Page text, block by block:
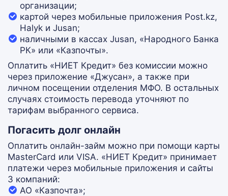
организации;
картой через мобильные приложения Post.kz,
Halyk и Jusan;
наличными в кассах Jusan, «Народного Банка
РК» или «Казпочты».
Оплатить «НИЕТ Кредит» без комиссии можно
через приложение «Джусан», а также при
личном посещении отделения МФО. В остальных
случаях стоимость перевода уточняют по
тарифам выбранного сервиса.
Погасить долг онлайн
Оплатить онлайн-займ можно при помощи карты
MasterCard или VISA. «НИЕТ Кредит» принимает
платежи через мобильные приложения и сайты
3 компаний:
АО «Казпочта»;